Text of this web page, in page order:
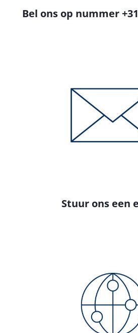
Bel ons op nummer
Stuur ons een